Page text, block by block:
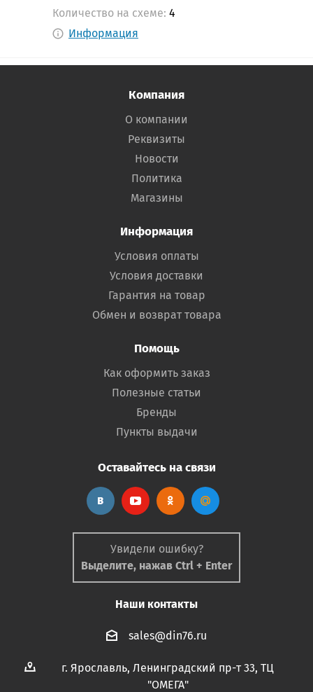
Количество на схеме: 4
Информация
Компания
О компании
Реквизиты
Новости
Политика
Магазины
Информация
Условия оплаты
Условия доставки
Гарантия на товар
Обмен и возврат товара
Помощь
Как оформить заказ
Полезные статьи
Бренды
Пункты выдачи
Оставайтесь на связи
Увидели ошибку?
Выделите, нажав Ctrl + Enter
Наши контакты
sales@din76.ru
г. Ярославль, Ленинградский пр-т 33, ТЦ
"ОМЕГА"